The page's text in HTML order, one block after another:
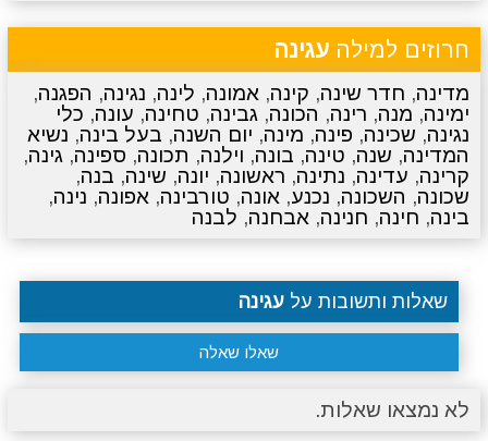
חרוזים למילה עגינה
מדינה, חדר שינה, קינה, אמונה, לינה, נגינה, הפגנה,
ימינה, מנה, רינה, הכונה, גבינה, טחינה, עונה, כלי
נגינה, שכינה, פינה, מינה, יום השנה, בעל בינה, נשיא
המדינה, שנה, טינה, בונה, וילנה, תכונה, ספינה, גינה,
קרינה, עדינה, נתינה, ראשונה, יונה, שינה, בנה,
שכונה, השכונה, נכנע, אונה, טורבינה, אפונה, נינה,
בינה, חינה, חנינה, אבחנה, לבנה
שאלות ותשובות על עגינה
שאלו שאלה
לא נמצאו שאלות.